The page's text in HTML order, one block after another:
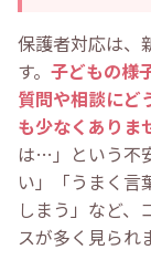
保護者対応は、
す。 子どもの様
質問や相談にど
も少なくありま
は…」という不
い」「うまく言
しまう」など、
スが多く見られ